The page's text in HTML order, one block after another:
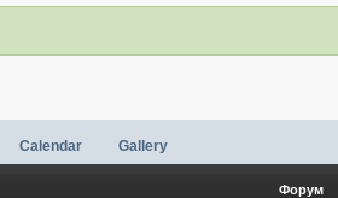
Calendar Gallery
Форум